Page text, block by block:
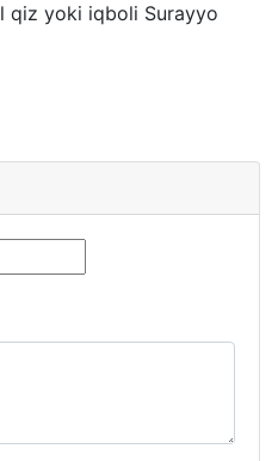
qiz yoki iqboli Surayyo